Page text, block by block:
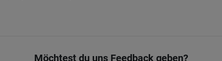
Möchtest du uns Feedback geben?